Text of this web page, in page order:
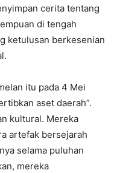
cerita tentang
di tengah
ketulusan berkesenian
itu pada 4 Mei
aset daerah”.
kultural. Mereka
artefak bersejarah
selama puluhan
mereka